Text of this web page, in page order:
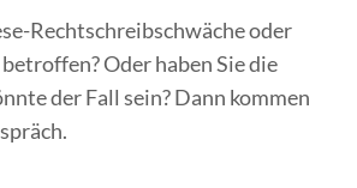
Rechtschreibschwäche oder
Oder haben Sie die
der Fall sein? Dann kommen